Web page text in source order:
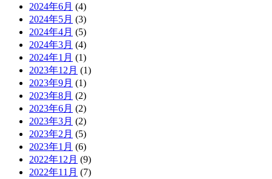
2024年6月 (4)
2024年5月 (3)
2024年4月 (5)
2024年3月 (4)
2024年1月 (1)
2023年12月 (1)
2023年9月 (1)
2023年8月 (2)
2023年6月 (2)
2023年3月 (2)
2023年2月 (5)
2023年1月 (6)
2022年12月 (9)
2022年11月 (7)